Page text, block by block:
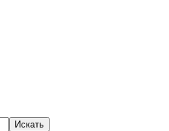
Искать